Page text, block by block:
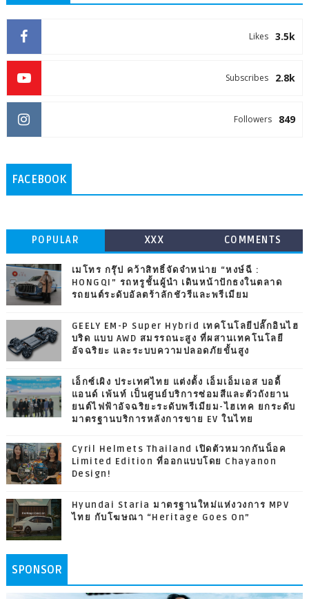
3.5k
Likes
2.8k
Subscribes
849
Followers
FACEBOOK
POPULAR XXX COMMENTS
เมโทร กรุ๊ป คว้าสิทธิ์จัดจำหน่าย “หงษ์ฉี :
HONGQI” รถหรูชั้นผู้นำ เดินหน้าปักธงในตลาด
รถยนต์ระดับอัลตร้าลักชัวรีและพรีเมียม
GEELY EM-P Super Hybrid เทคโนโลยีปลั๊กอินไฮ
บริด แบบ AWD สมรรถนะสูง ที่ผสานเทคโนโลยี
อัจฉริยะ และระบบความปลอดภัยขั้นสูง
เอ็กซ์เผิง ประเทศไทย แต่งตั้ง เอ็มเอ็มเอส บอดี้
แอนด์ เพ้นท์ เป็นศูนย์บริการซ่อมสีและตัวถังยาน
ยนต์ไฟฟ้าอัจฉริยะระดับพรีเมียม-ไฮเทค ยกระดับ
มาตรฐานบริการหลังการขาย EV ในไทย
Cyril Helmets Thailand เปิดตัวหมวกกันน็อค
Limited Edition ที่ออกแบบโดย Chayanon
Design!
Hyundai Staria มาตรฐานใหม่แห่งวงการ MPV
ไทย กับโฆษณา “Heritage Goes On”
SPONSOR